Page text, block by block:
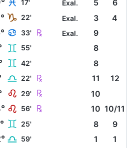
L 17' Exal. 5 6
J 22' Exal. 3 4
D 33' Ç Exal. 9
C 55' 8
C 42' 8
G 22' Ç 11 12
E 29' Ç 10
E 56' Ç 10 10/11
C 25' 8 9
G 59' 1 1